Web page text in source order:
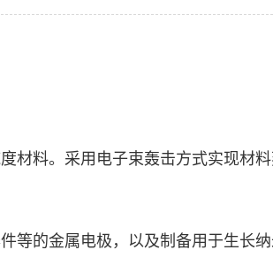
材料。采用电子束轰击方式实现材
等的金属电极，以及制备用于生长纳